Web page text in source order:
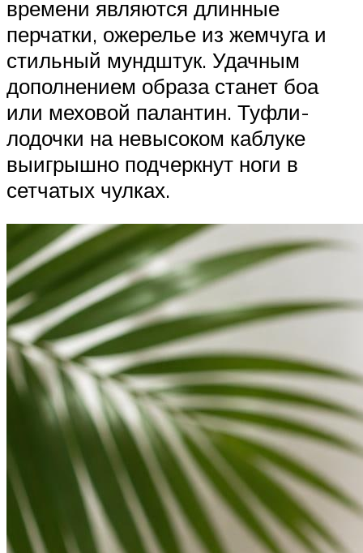
времени являются длинные
перчатки, ожерелье из жемчуга и
стильный мундштук. Удачным
дополнением образа станет боа
или меховой палантин. Туфли-
лодочки на невысоком каблуке
выигрышно подчеркнут ноги в
сетчатых чулках.